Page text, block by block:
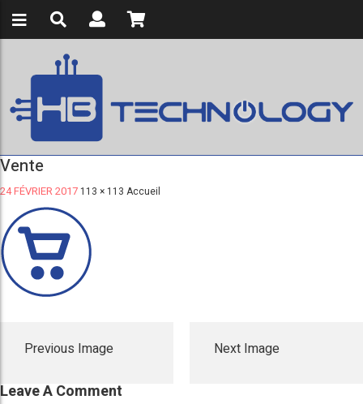
Vente
24 FÉVRIER 2017 113 × 113 Accueil
Previous Image Next Image
Leave A Comment